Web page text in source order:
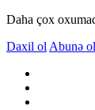
Daha çox
Daxil ol Abunə ol